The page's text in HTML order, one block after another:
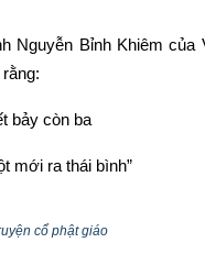
Nguyễn Bỉnh Khiêm của
bảy còn ba
mới ra thái bình”
cổ phật giáo